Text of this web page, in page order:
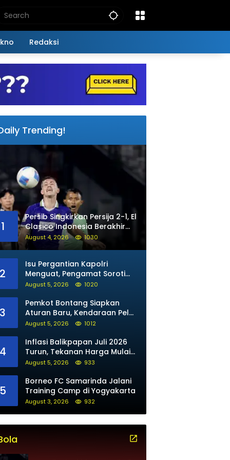
Redaksi
Trending!
1
Persib Singkirkan Persija 2-1, El
Clasico Indonesia Berakhir
untuk Maung Bandung
August 4, 2026 1030
2
Isu Pergantian Kapolri
Menguat, Pengamat Soroti
Arah Kepemimpinan Polri
August 5, 2026 1020
3
Pemkot Bontang Siapkan
Aturan Baru, Kendaraan Pelat
Luar Tak Bisa Beli BBM Subsidi
August 5, 2026 1012
4
Inflasi Balikpapan Juli 2026
Turun, Tekanan Harga Mulai
Mereda
August 5, 2026 933
5
Borneo FC Samarinda Jalani
Training Camp di Yogyakarta
August 3, 2026 932